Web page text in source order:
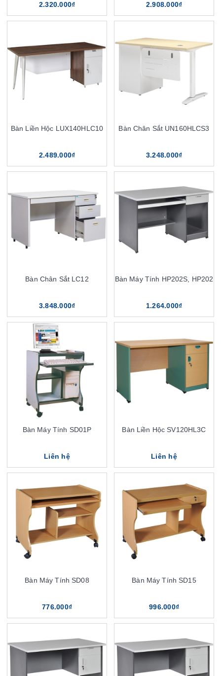
2.320.000₫ 2.908.000₫
Bàn Liền Hộc LUX140HLC10
2.489.000₫
Bàn Chân Sắt UN160HLCS3
3.248.000₫
Bàn Chân Sắt LC12
3.848.000₫
Bàn Máy Tính HP202S, HP202
1.264.000₫
Bàn Máy Tính SD01P
Liên hệ
Bàn Liền Hộc SV120HL3C
Liên hệ
Bàn Máy Tính SD08
776.000₫
Bàn Máy Tính SD15
996.000₫